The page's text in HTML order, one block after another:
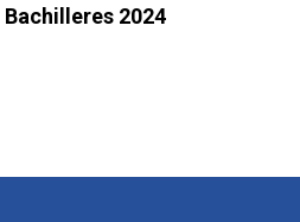
Bachilleres 2024